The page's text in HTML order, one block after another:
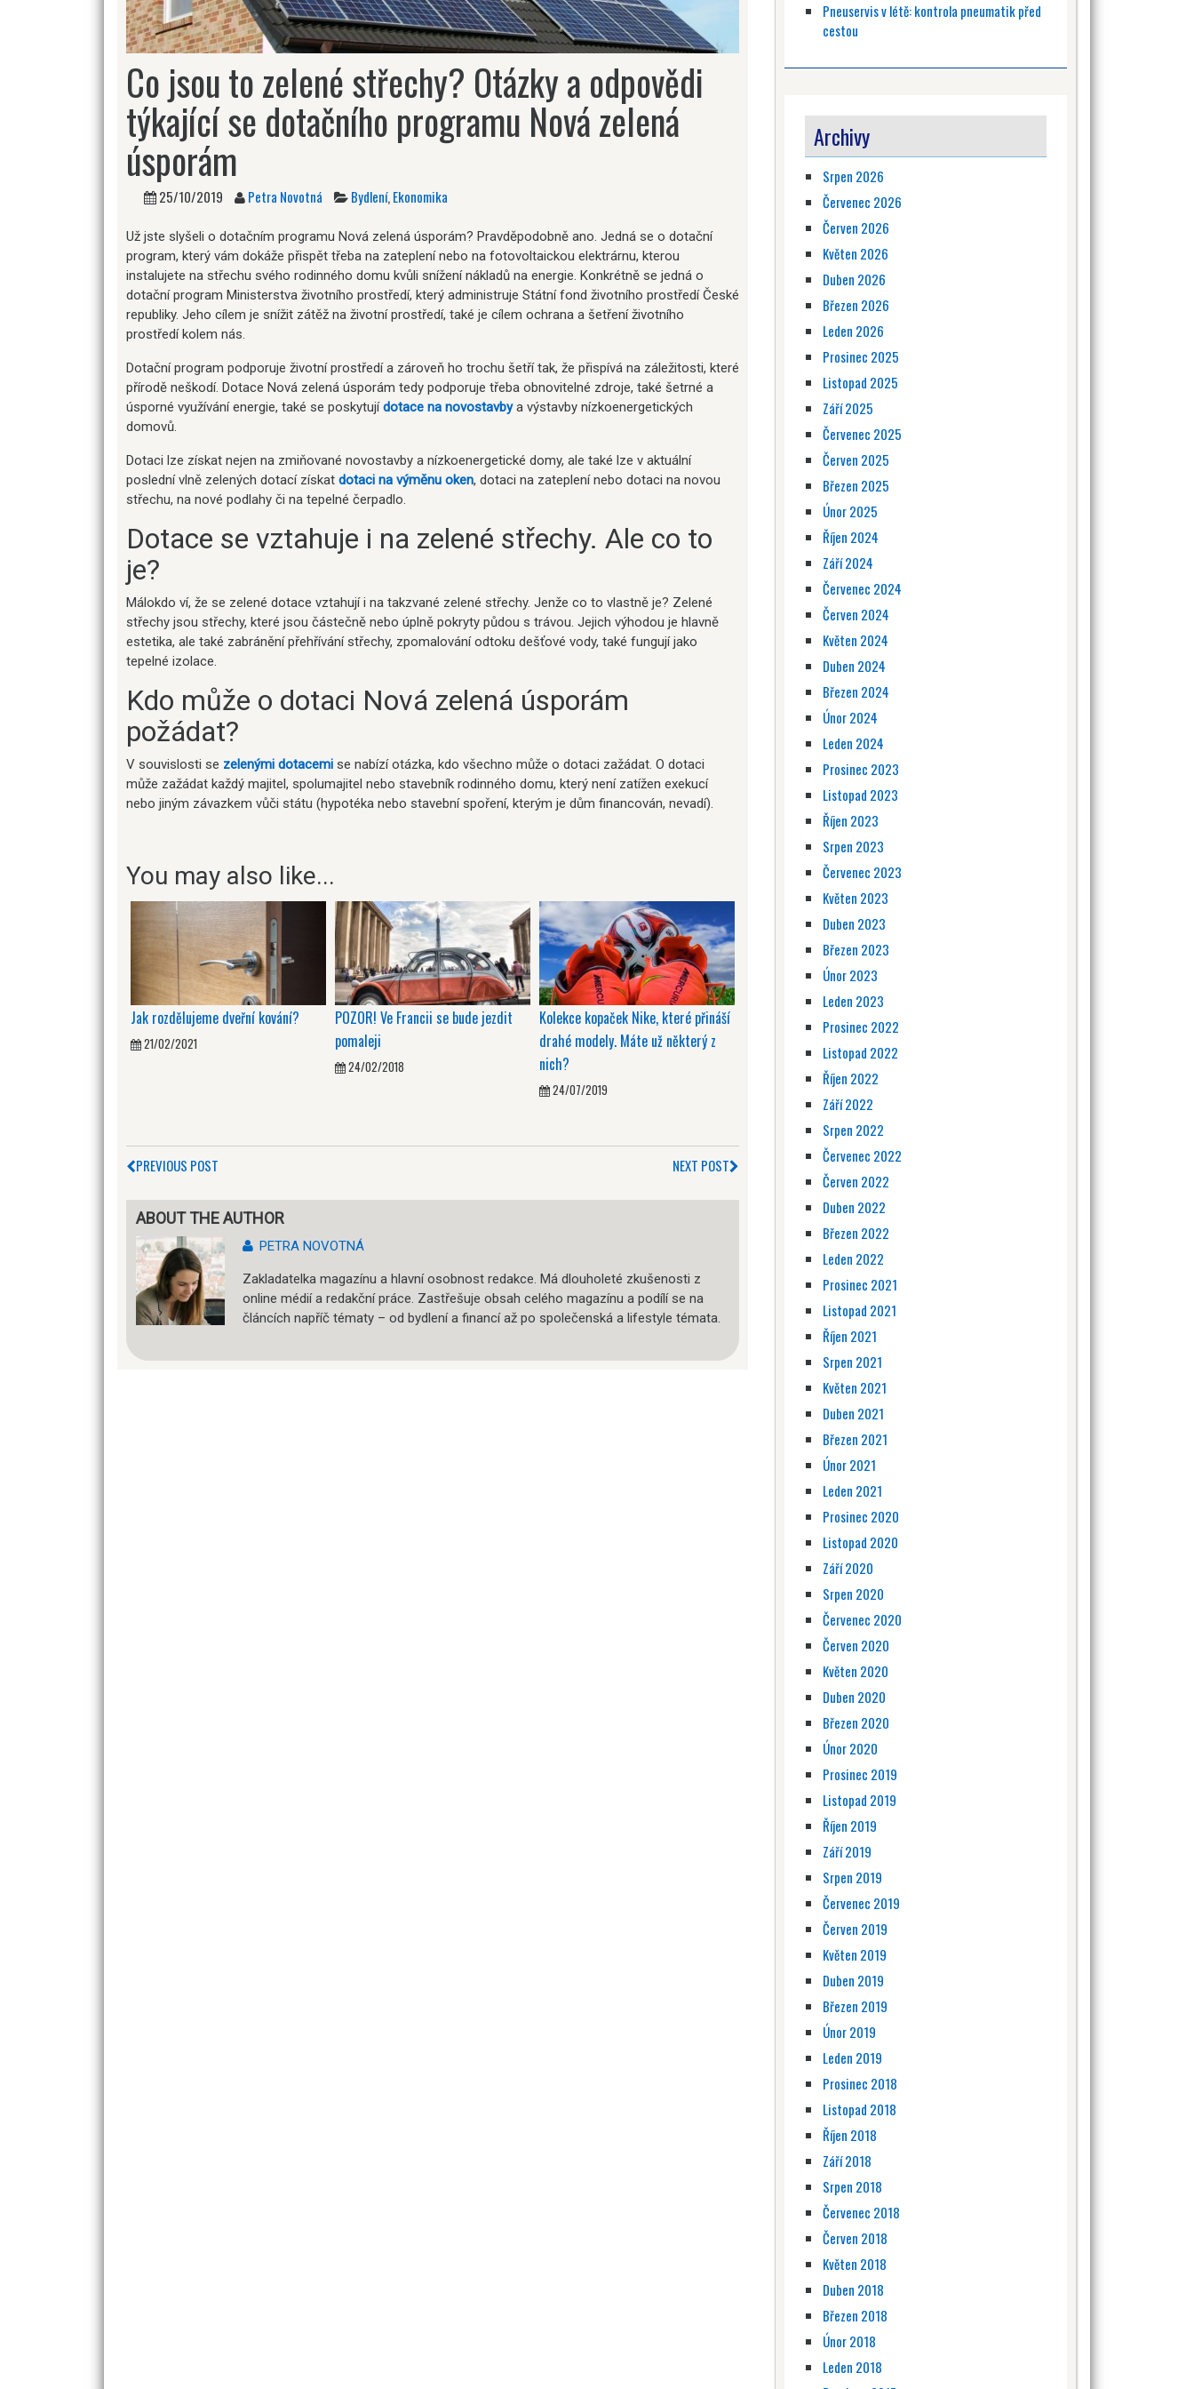
Co jsou to zelené střechy? Otázky a odpovědi
týkající se dotačního programu Nová zelená
úsporám
25/10/2019 Petra Novotná Bydlení,Ekonomika
Už jste slyšeli o dotačním programu Nová zelená úsporám? Pravděpodobně ano. Jedná se o dotační
program, který vám dokáže přispět třeba na zateplení nebo na fotovoltaickou elektrárnu, kterou
instalujete na střechu svého rodinného domu kvůli snížení nákladů na energie. Konkrétně se jedná o
dotační program Ministerstva životního prostředí, který administruje Státní fond životního prostředí České
republiky. Jeho cílem je snížit zátěž na životní prostředí, také je cílem ochrana a šetření životního
prostředí kolem nás.
Dotační program podporuje životní prostředí a zároveň ho trochu šetří tak, že přispívá na záležitosti, které
přírodě neškodí. Dotace Nová zelená úsporám tedy podporuje třeba obnovitelné zdroje, také šetrné a
úsporné využívání energie, také se poskytujídotace na novostavbya výstavby nízkoenergetických
domovů.
Dotaci lze získat nejen na zmiňované novostavby a nízkoenergetické domy, ale také lze v aktuální
poslední vlně zelených dotací získat dotaci na výměnu oken, dotaci na zateplení nebo dotaci na novou
střechu, na nové podlahy či na tepelné čerpadlo.
Dotace se vztahuje i na zelené střechy. Ale co to
je?
Málokdo ví, že se zelené dotace vztahují i na takzvané zelené střechy. Jenže co to vlastně je? Zelené
střechy jsou střechy, které jsou částečně nebo úplně pokryty půdou s trávou. Jejich výhodou je hlavně
estetika, ale také zabránění přehřívání střechy, zpomalování odtoku dešťové vody, také fungují jako
tepelné izolace.
Kdo může o dotaci Nová zelená úsporám
požádat?
V souvislosti se zelenými dotacemi se nabízí otázka, kdo všechno může o dotaci zažádat. O dotaci
může zažádat každý majitel, spolumajitel nebo stavebník rodinného domu, který není zatížen exekucí
nebo jiným závazkem vůči státu (hypotéka nebo stavební spoření, kterým je dům financován, nevadí).
You may also like...
Jak rozdělujeme dveřní kování?
21/02/2021
POZOR! Ve Francii se bude jezdit
pomaleji
24/02/2018
Kolekce kopaček Nike, které přináší
drahé modely. Máte už některý z
nich?
24/07/2019
PREVIOUS POST NEXT POST
ABOUT THE AUTHOR
PETRA NOVOTNÁ
Zakladatelka magazínu a hlavní osobnost redakce. Má dlouholeté zkušenosti z
online médií a redakční práce. Zastřešuje obsah celého magazínu a podílí se na
článcích napříč tématy – od bydlení a financí až po společenská a lifestyle témata.
Pneuservis v létě: kontrola pneumatik před
cestou
Archivy
Srpen 2026
Červenec 2026
Červen 2026
Květen 2026
Duben 2026
Březen 2026
Leden 2026
Prosinec 2025
Listopad 2025
Září 2025
Červenec 2025
Červen 2025
Březen 2025
Únor 2025
Říjen 2024
Září 2024
Červenec 2024
Červen 2024
Květen 2024
Duben 2024
Březen 2024
Únor 2024
Leden 2024
Prosinec 2023
Listopad 2023
Říjen 2023
Srpen 2023
Červenec 2023
Květen 2023
Duben 2023
Březen 2023
Únor 2023
Leden 2023
Prosinec 2022
Listopad 2022
Říjen 2022
Září 2022
Srpen 2022
Červenec 2022
Červen 2022
Duben 2022
Březen 2022
Leden 2022
Prosinec 2021
Listopad 2021
Říjen 2021
Srpen 2021
Květen 2021
Duben 2021
Březen 2021
Únor 2021
Leden 2021
Prosinec 2020
Listopad 2020
Září 2020
Srpen 2020
Červenec 2020
Červen 2020
Květen 2020
Duben 2020
Březen 2020
Únor 2020
Prosinec 2019
Listopad 2019
Říjen 2019
Září 2019
Srpen 2019
Červenec 2019
Červen 2019
Květen 2019
Duben 2019
Březen 2019
Únor 2019
Leden 2019
Prosinec 2018
Listopad 2018
Říjen 2018
Září 2018
Srpen 2018
Červenec 2018
Červen 2018
Květen 2018
Duben 2018
Březen 2018
Únor 2018
Leden 2018